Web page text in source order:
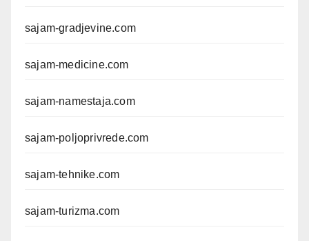
sajam-gradjevine.com
sajam-medicine.com
sajam-namestaja.com
sajam-poljoprivrede.com
sajam-tehnike.com
sajam-turizma.com